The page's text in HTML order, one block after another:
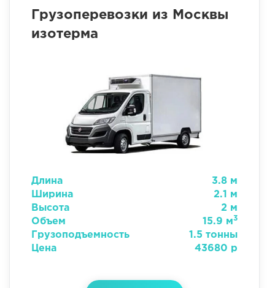
Грузоперевозки из Москвы
изотерма
Длина
3.8 м
Ширина
2.1 м
Высота
2 м
Объем
15.9 м3
Грузоподъемность
1.5 тонны
Цена
43680 р